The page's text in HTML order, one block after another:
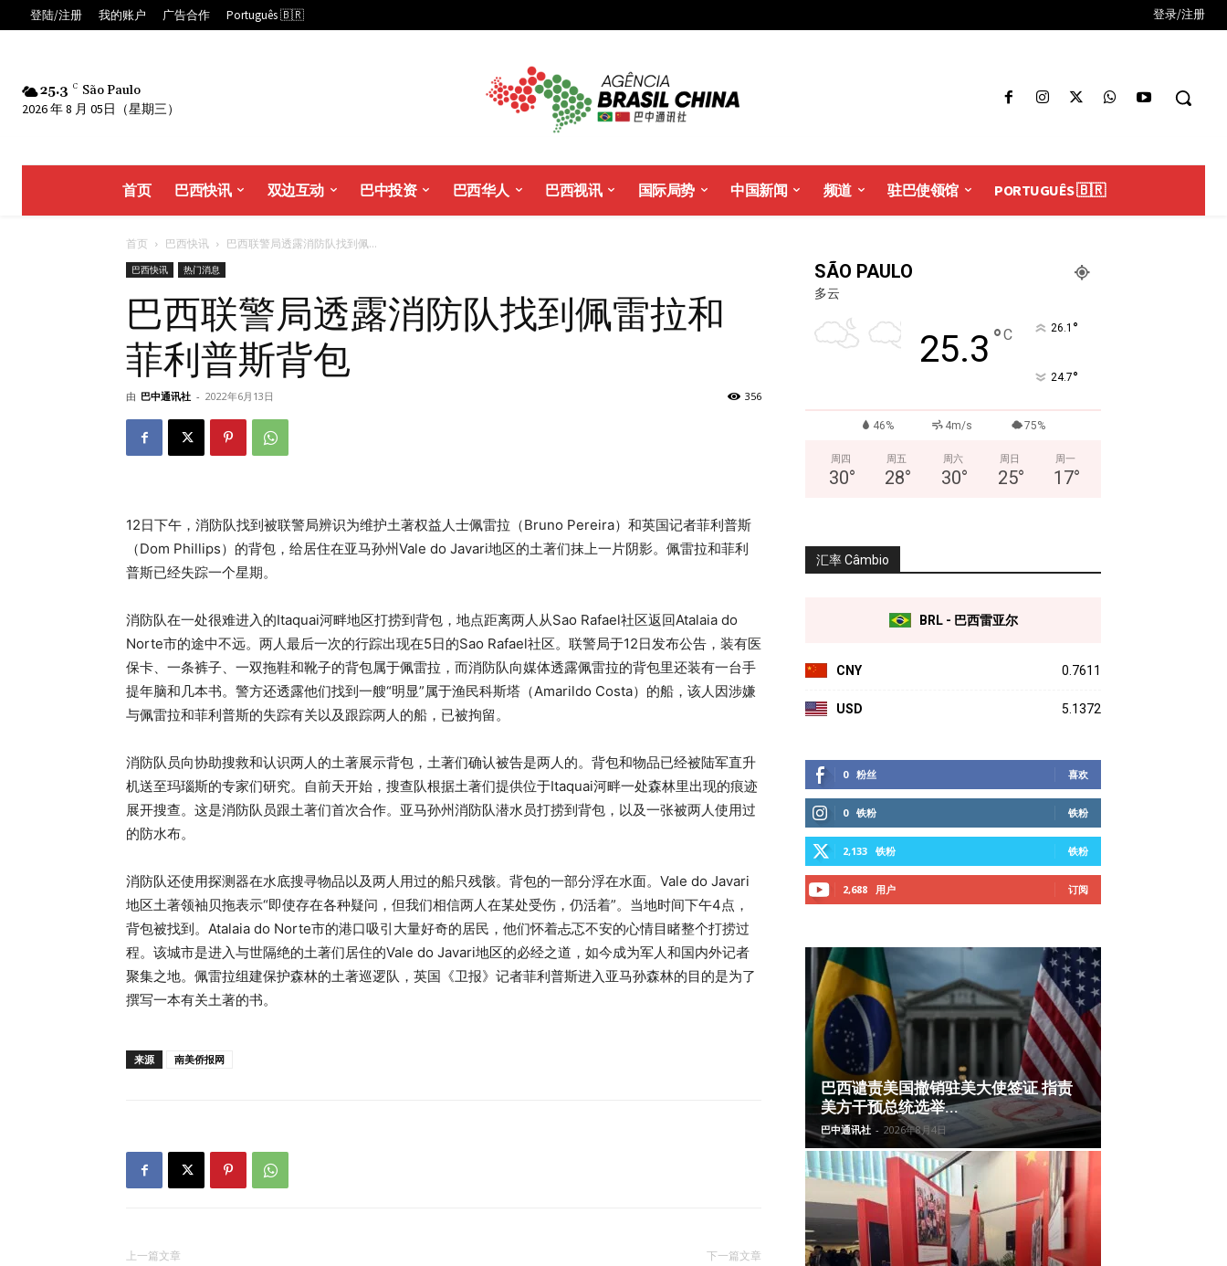
登陆/注册 我的账户 广告合作 Português 🇧🇷 登录/注册
25.3 C São Paulo
2026 年 8 月 05日（星期三）
首页 巴西快讯 双边互动 巴中投资 巴西华人 巴西视讯 国际局势 中国新闻 频道 驻巴使领馆 PORTUGUÊS 🇧🇷
首页 巴西快讯 巴西联警局透露消防队找到佩...
巴西快讯 热门消息
巴西联警局透露消防队找到佩雷拉和
菲利普斯背包
由 巴中通讯社 - 2022年6月13日 356
12日下午，消防队找到被联警局辨识为维护土著权益人士佩雷拉（Bruno Pereira）和英国记者菲利普斯
（Dom Phillips）的背包，给居住在亚马孙州Vale do Javari地区的土著们抹上一片阴影。佩雷拉和菲利
普斯已经失踪一个星期。
消防队在一处很难进入的Itaquai河畔地区打捞到背包，地点距离两人从Sao Rafael社区返回Atalaia do
Norte市的途中不远。两人最后一次的行踪出现在5日的Sao Rafael社区。联警局于12日发布公告，装有医
保卡、一条裤子、一双拖鞋和靴子的背包属于佩雷拉，而消防队向媒体透露佩雷拉的背包里还装有一台手
提年脑和几本书。警方还透露他们找到一艘“明显”属于渔民科斯塔（Amarildo Costa）的船，该人因涉嫌
与佩雷拉和菲利普斯的失踪有关以及跟踪两人的船，已被拘留。
消防队员向协助搜救和认识两人的土著展示背包，土著们确认被告是两人的。背包和物品已经被陆军直升
机送至玛瑙斯的专家们研究。自前天开始，搜查队根据土著们提供位于Itaquai河畔一处森林里出现的痕迹
展开搜查。这是消防队员跟土著们首次合作。亚马孙州消防队潜水员打捞到背包，以及一张被两人使用过
的防水布。
消防队还使用探测器在水底搜寻物品以及两人用过的船只残骸。背包的一部分浮在水面。Vale do Javari
地区土著领袖贝拖表示“即使存在各种疑问，但我们相信两人在某处受伤，仍活着”。当地时间下午4点，
背包被找到。Atalaia do Norte市的港口吸引大量好奇的居民，他们怀着忐忑不安的心情目睹整个打捞过
程。该城市是进入与世隔绝的土著们居住的Vale do Javari地区的必经之道，如今成为军人和国内外记者
聚集之地。佩雷拉组建保护森林的土著巡逻队，英国《卫报》记者菲利普斯进入亚马孙森林的目的是为了
撰写一本有关土著的书。
来源 南美侨报网
上一篇文章 下一篇文章
SÃO PAULO
多云
25.3 °C 26.1 °
24.7°
46% 4m/s 75%
周四
30°
周五
28°
周六
30°
周日
25°
周一
17°
汇率 Câmbio
BRL - 巴西雷亚尔
CNY 0.7611
USD 5.1372
0 粉丝 喜欢
0 铁粉 铁粉
2,133 铁粉 铁粉
2,688 用户 订阅
巴西谴责美国撤销驻美大使签证 指责
美方干预总统选举...
巴中通讯社 - 2026年8月4日